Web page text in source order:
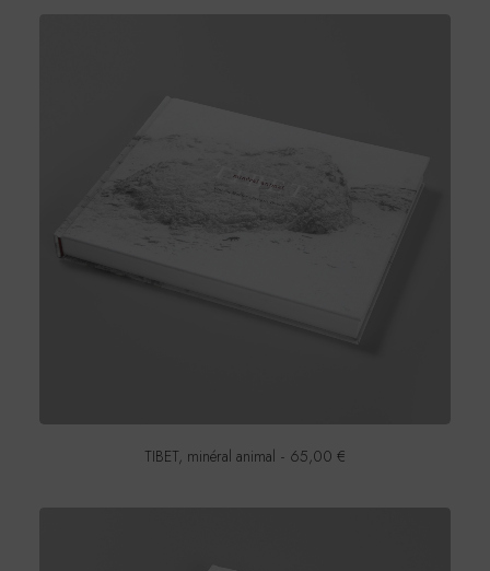
TIBET, minéral animal 65,00 €